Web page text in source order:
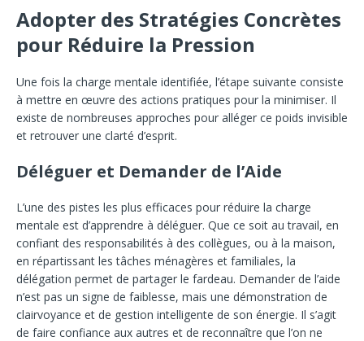
Adopter des Stratégies Concrètes
pour Réduire la Pression
Une fois la charge mentale identifiée, l’étape suivante consiste
à mettre en œuvre des actions pratiques pour la minimiser. Il
existe de nombreuses approches pour alléger ce poids invisible
et retrouver une clarté d’esprit.
Déléguer et Demander de l’Aide
L’une des pistes les plus efficaces pour réduire la charge
mentale est d’apprendre à déléguer. Que ce soit au travail, en
confiant des responsabilités à des collègues, ou à la maison,
en répartissant les tâches ménagères et familiales, la
délégation permet de partager le fardeau. Demander de l’aide
n’est pas un signe de faiblesse, mais une démonstration de
clairvoyance et de gestion intelligente de son énergie. Il s’agit
de faire confiance aux autres et de reconnaître que l’on ne